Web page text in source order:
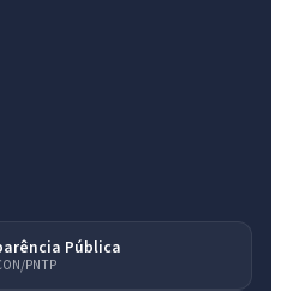
Pública
PNTP